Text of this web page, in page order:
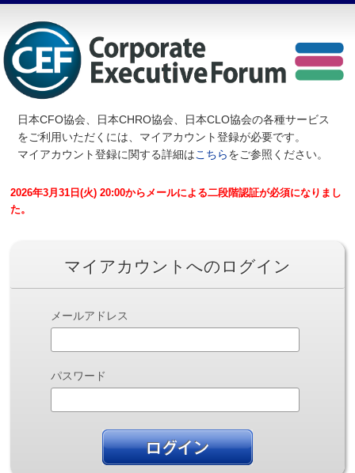
日本CFO協会、日本CHRO協会、日本CLO協会の各種サービス
をご利用いただくには、マイアカウント登録が必要です。
マイアカウント登録に関する詳細はこちらをご参照ください。
2026年3月31日(火) 20:00からメールによる二段階認証が必須になりまし
た。
マイアカウントへのログイン
メールアドレス
パスワード